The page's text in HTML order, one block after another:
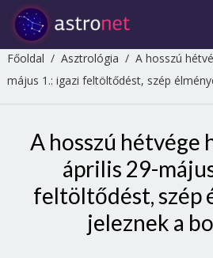
Főoldal / Asztrológia / A hosszú
május 1.: igazi feltöltődést, szép
A hosszú hétvége
április 29-
feltöltődést, szép
jeleznek a